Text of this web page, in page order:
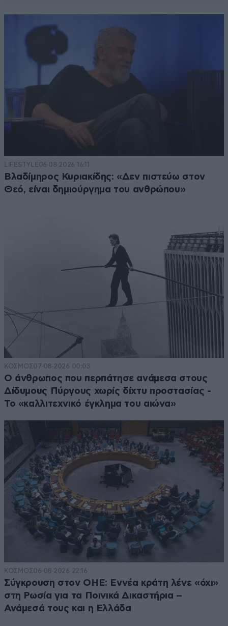
LIFESTYLE06·08·2026 16:11
Βλαδίμηρος Κυριακίδης: «Δεν πιστεύω στον
Θεό, είναι δημιούργημα του ανθρώπου»
ΚΟΣΜΟΣ07·08·2026 00:03
Ο άνθρωπος που περπάτησε ανάμεσα στους
Δίδυμους Πύργους χωρίς δίχτυ προστασίας -
Το «καλλιτεχνικό έγκλημα του αιώνα»
ΚΟΣΜΟΣ06·08·2026 22:16
Σύγκρουση στον ΟΗΕ: Εννέα κράτη λένε «όχι»
στη Ρωσία για τα Ποινικά Δικαστήρια –
Ανάμεσά τους και η Ελλάδα